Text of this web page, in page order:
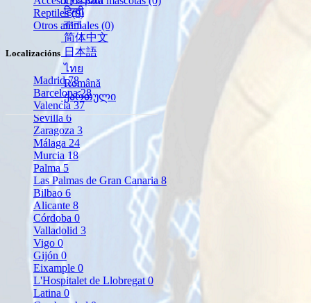
हिन्दी
বাংলা
简体中文
日本語
ไทย
Română
ქართული
Reptiles(0)
Otros animales (0)
Localizacións
Madrid78
Barcelona28
Valencia37
Sevilla 6
Zaragoza 3
Málaga 24
Murcia 18
Palma5
Las Palmas de Gran Canaria 8
Bilbao 6
Alicante 8
Córdoba 0
Valladolid 3
Vigo 0
Gijón 0
Eixample 0
L'Hospitalet de Llobregat0
Latina 0